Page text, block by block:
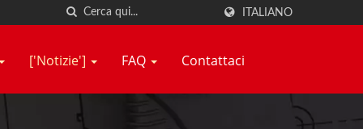
ITALIANO
['Notizie'] FAQ Contattaci